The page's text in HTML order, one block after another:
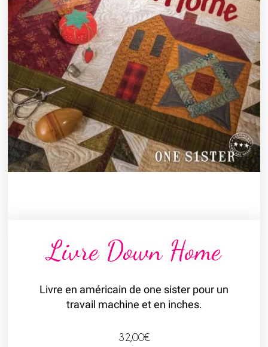
Livre Down Home
Livre en américain de one sister pour un
travail machine et en inches.
32,00€